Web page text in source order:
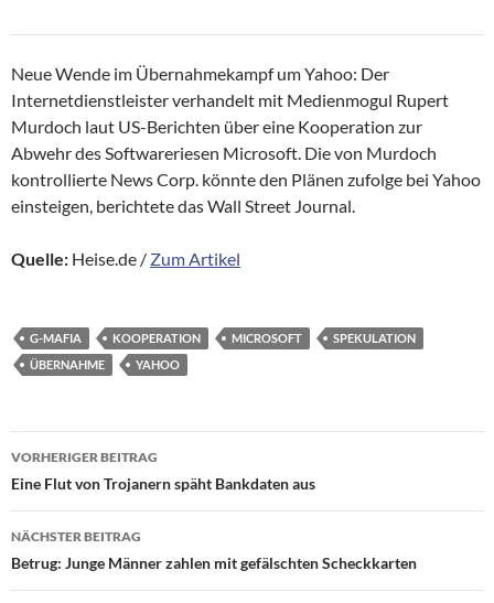
Neue Wende im Übernahmekampf um Yahoo: Der
Internetdienstleister verhandelt mit Medienmogul Rupert
Murdoch laut US-Berichten über eine Kooperation zur
Abwehr des Softwareriesen Microsoft. Die von Murdoch
kontrollierte News Corp. könnte den Plänen zufolge bei Yahoo
einsteigen, berichtete das Wall Street Journal.
Quelle: Heise.de / Zum Artikel
G-MAFIA KOOPERATION MICROSOFT
SPEKULATION
ÜBERNAHME
YAHOO
Beitragsnavigation
VORHERIGER BEITRAG
Eine Flut von Trojanern späht Bankdaten aus
NÄCHSTER BEITRAG
Betrug: Junge Männer zahlen mit gefälschten Scheckkarten